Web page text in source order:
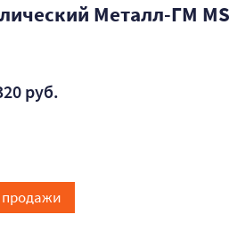
Металл-ГМ MS
руб.